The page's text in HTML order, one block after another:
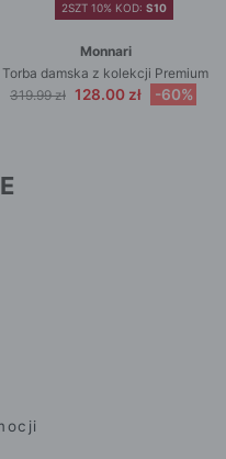
2SZT 10% KOD: S10
Monnari
Torba damska z kolekcji Premium
319.99 zł 128.00 zł -60%